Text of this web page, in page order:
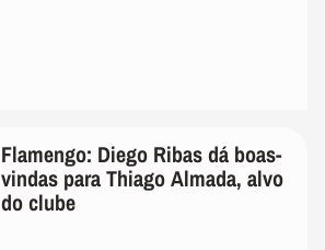
Flamengo: Diego Ribas dá boas-
vindas para Thiago Almada, alvo
do clube